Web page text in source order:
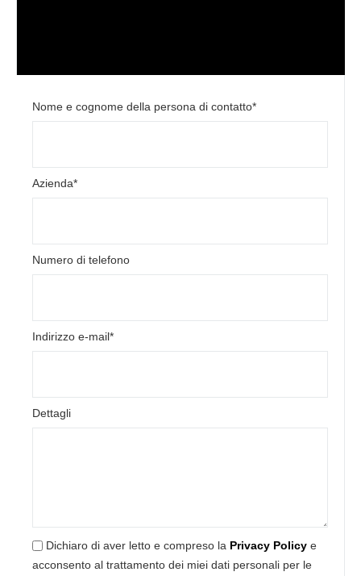
Nome e cognome della persona di contatto*
Azienda*
Numero di telefono
Indirizzo e-mail*
Dettagli
Dichiaro di aver letto e compreso la Privacy Policy e
acconsento al trattamento dei miei dati personali per le